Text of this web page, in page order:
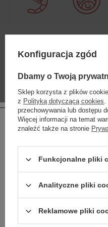
CHÂTEAU
Bordeaux, najsłynniejszy
jest na apelacje, które
legendami. Sauternes jest
zbudowaną na winie
obsadzone są w
Czy masz
TAK
Konfiguracja zgód
Dbamy o Twoją
Sklep korzysta z plików
z Polityką dotyczącą cookies.
przechowywania lub dostępu
Więcej informacji na temat
znaleźć także na stronie
Funkcjonalne pliki
Analityczne pliki
Reklamowe pliki